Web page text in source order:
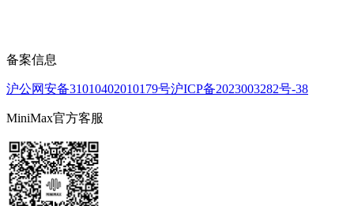
备案信息
沪公网安备31010402010179号沪ICP备2023003282号-38
MiniMax官方客服